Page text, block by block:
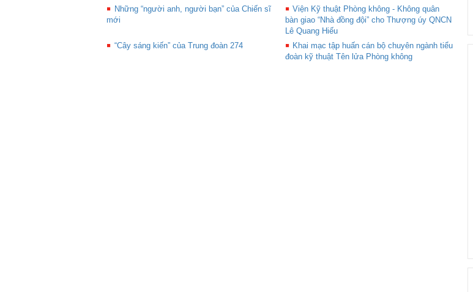
Những “người anh, người bạn” của Chiến sĩ
mới
Viện Kỹ thuật Phòng không - Không quân
bàn giao “Nhà đồng đội” cho Thượng úy QNCN
Lê Quang Hiếu
“Cây sáng kiến” của Trung đoàn 274
Khai mạc tập huấn cán bộ chuyên ngành tiểu
đoàn kỹ thuật Tên lửa Phòng không